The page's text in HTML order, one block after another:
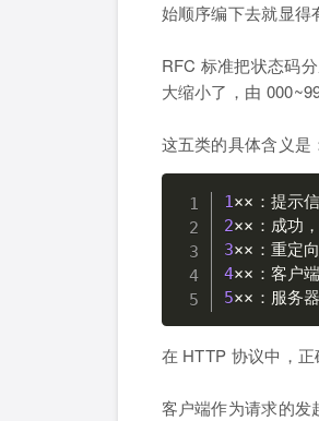
始顺序编下去就显得
RFC 标准把状态码
大缩小了，由
这五类的具体含义是
1
2
3
4
5××：服务
在 HTTP 协议中，
客户端作为请求的发